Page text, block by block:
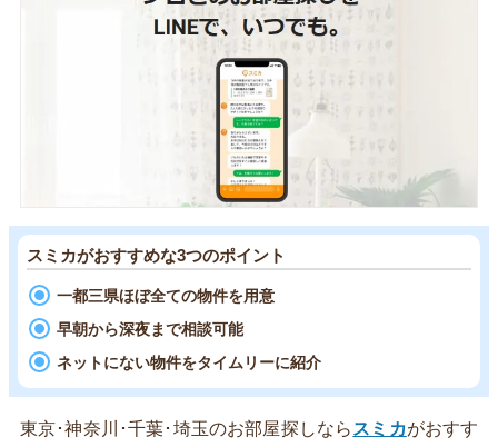
スミカがおすすめな3つのポイント
一都三県ほぼ全ての物件を用意
早朝から深夜まで相談可能
ネットにない物件をタイムリーに紹介
東京･神奈川･千葉･埼玉のお部屋探しなら スミカがおすす